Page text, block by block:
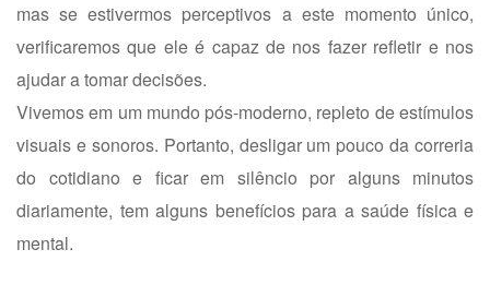
mas se estivermos perceptivos a este momento único,
verificaremos que ele é capaz de nos fazer refletir e nos
ajudar a tomar decisões.
Vivemos em um mundo pós-moderno, repleto de estímulos
visuais e sonoros. Portanto, desligar um pouco da correria
do cotidiano e ficar em silêncio por alguns minutos
diariamente, tem alguns benefícios para a saúde física e
mental.